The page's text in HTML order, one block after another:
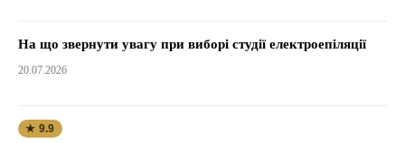
На що звернути увагу при виборі студії електроепіляції
20.07.2026
★ 9.9